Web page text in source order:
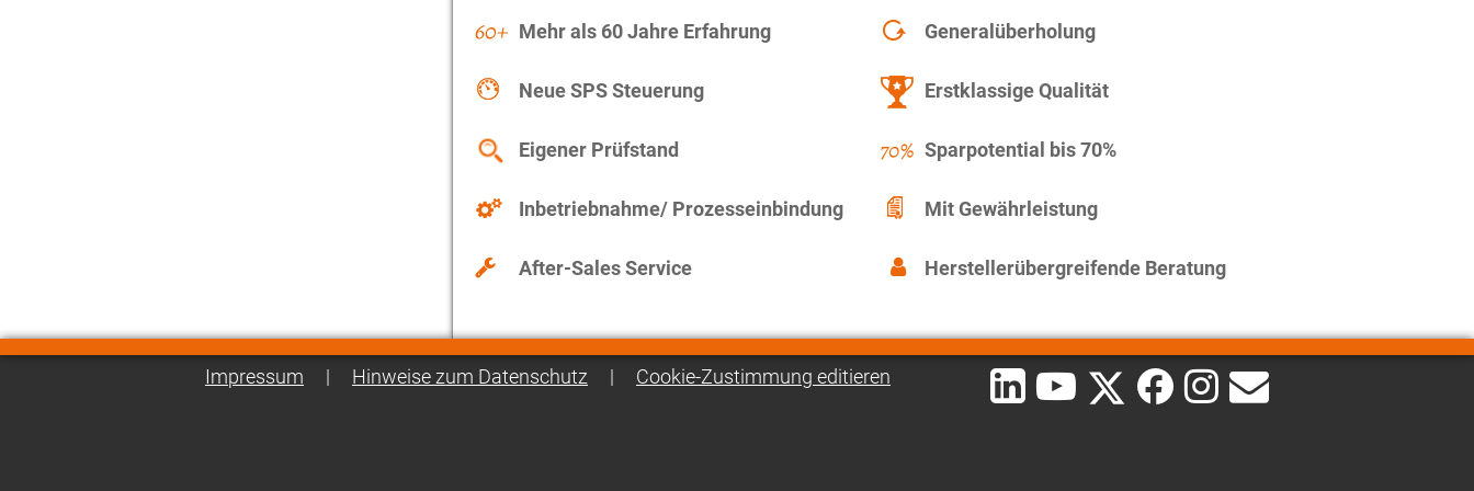
Mehr als 60 Jahre Erfahrung Generalüberholung
Neue SPS Steuerung Erstklassige Qualität
Eigener Prüfstand Sparpotential bis 70%
Inbetriebnahme/ Prozesseinbindung Mit Gewährleistung
After-Sales Service Herstellerübergreifende Beratung
Impressum | Hinweise zum Datenschutz | Cookie-Zustimmung editieren